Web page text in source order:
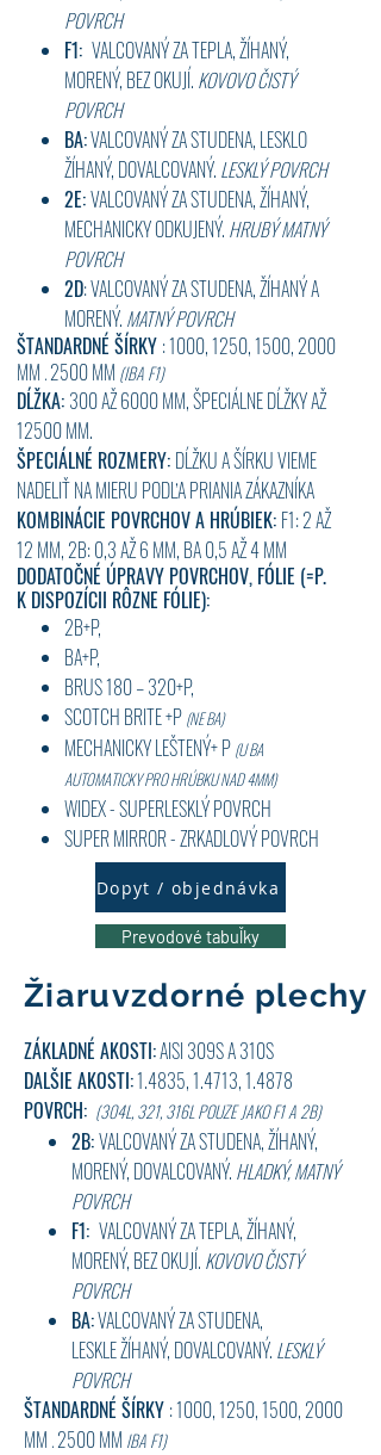
POVRCH
F1: VALCOVANÝ ZA TEPLA, ŽÍHANÝ,
MORENÝ, BEZ OKUJÍ. KOVOVO ČISTÝ
POVRCH
BA:VALCOVANÝ ZA STUDENA, LESKLO
ŽÍHANÝ, DOVALCOVANÝ. LESKLÝ POVRCH
2E:VALCOVANÝ ZA STUDENA, ŽÍHANÝ,
MECHANICKY ODKUJENÝ. HRUBÝ MATNÝ
POVRCH
2D: VALCOVANÝ ZA STUDENA, ŽÍHANÝ A
MORENÝ. MATNÝ POVRCH
ŠTANDARDNÉ ŠÍRKY : 1000, 1250, 1500, 2000
MM .2500 MM (IBA F1)
DĹŽKA: 300 AŽ 6000 MM, ŠPECIÁLNE DĹŽKY AŽ
12500 MM.
ŠPECIÁLNÉ ROZMERY: DĹŽKU A ŠÍRKU VIEME
NADELIŤ NA MIERU PODĽA PRIANIA ZÁKAZNÍKA
KOMBINÁCIE POVRCHOV A HRÚBIEK: F1: 2 AŽ
12 MM, 2B: 0,3 AŽ 6 MM, BA 0,5 AŽ 4 MM
DODATOČNÉ ÚPRAVY POVRCHOV, FÓLIE (=P.
K DISPOZÍCII RÔZNE FÓLIE):
2B+P,
BA+P,
BRUS 180 – 320+P,
SCOTCH BRITE +P (NE BA)
MECHANICKY LEŠTENÝ+ P (U BA
AUTOMATICKY PRO HRÚBKU NAD 4MM)
WIDEX - SUPERLESKLÝ POVRCH
SUPER MIRROR - ZRKADLOVÝ POVRCH
Dopyt / objednávka
Prevodové tabuľky
Žiaruvzdorné plechy
ZÁKLADNÉ AKOSTI:AISI 309S A 310S
DALŠIE AKOSTI:1.4835, 1.4713, 1.4878
POVRCH: (304L, 321, 316L POUZE JAKO F1 A 2B)
2B:VALCOVANÝ ZA STUDENA, ŽÍHANÝ,
MORENÝ, DOVALCOVANÝ. HLADKÝ,MATNÝ
POVRCH
F1: VALCOVANÝ ZA TEPLA, ŽÍHANÝ,
MORENÝ, BEZ OKUJÍ. KOVOVO ČISTÝ
POVRCH
BA:VALCOVANÝ ZA STUDENA,
LESKLE ŽÍHANÝ, DOVALCOVANÝ. LESKLÝ
POVRCH
ŠTANDARDNÉ ŠÍRKY : 1000, 1250, 1500, 2000
MM .2500 MM IBA F1)